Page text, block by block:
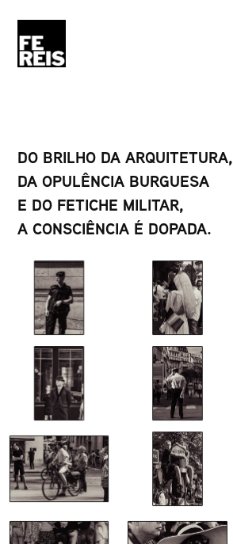
DO BRILHO DA ARQUITETURA,
DA OPULÊNCIA BURGUESA
E DO FETICHE MILITAR,
A CONSCIÊNCIA É DOPADA.